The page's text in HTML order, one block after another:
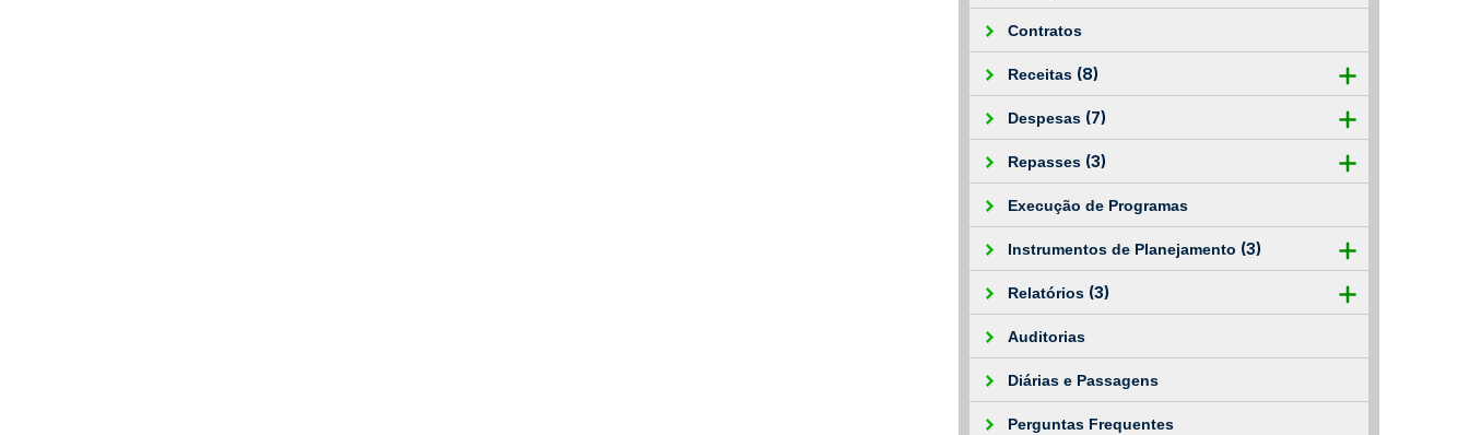
Contratos
Receitas (8)
Despesas (7)
Repasses (3)
Execução de Programas
Instrumentos de Planejamento (3)
Relatórios (3)
Auditorias
Diárias e Passagens
Perguntas Frequentes